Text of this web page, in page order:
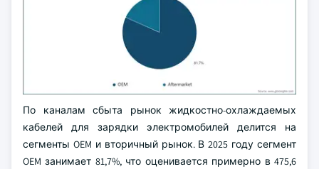
По каналам сбыта рынок жидкостно-охлаждаемых
кабелей для зарядки электромобилей делится на
сегменты OEM и вторичный рынок. В 2025 году сегмент
OEM занимает 81,7%, что оценивается примерно в 475,6